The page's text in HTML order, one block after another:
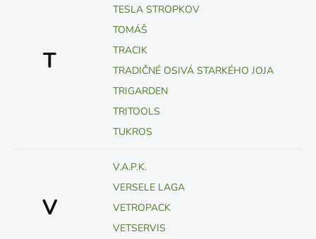
T
TESLA STROPKOV
TOMÁŠ
TRACIK
TRADIČNÉ OSIVÁ STARKÉHO JOJA
TRIGARDEN
TRITOOLS
TUKROS
V
V.A.P.K.
VERSELE LAGA
VETROPACK
VETSERVIS